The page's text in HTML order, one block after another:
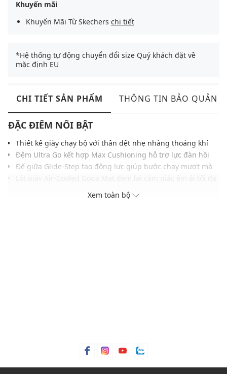
Khuyến mãi
Khuyến Mãi Từ Skechers chi tiết
*Hệ thống tự động chuyển đổi size Quý khách đặt về
mặc định EU
CHI TIẾT SẢN PHẨM THÔNG TIN BẢO QUẢN
ĐẶC ĐIỂM NỔI BẬT
Thiết kế giày chạy bộ với thân dệt nhẹ nhàng thoáng khí
Đệm Ultra Go kết hợp Max Cushioning hỗ trợ lực đàn hồi
Đế giữa Glide-Step tạo động lực giúp bước chạy mượt mà
Đế ngoài Goodyear bám đường bền bỉ trên nhiều địa hình
Công nghệ Natural Rocker hỗ trợ chuyển bước gót đến mũi
động ngoài trời, đi làm, đi chơi,....
Xem toàn bộ